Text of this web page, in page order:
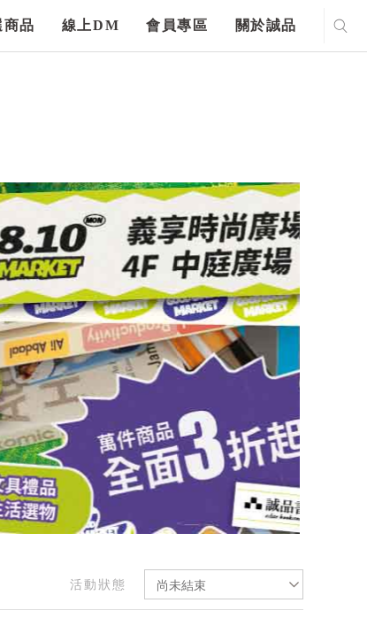
商品 線上DM 會員專區 關於誠品
活動狀態 尚未結束